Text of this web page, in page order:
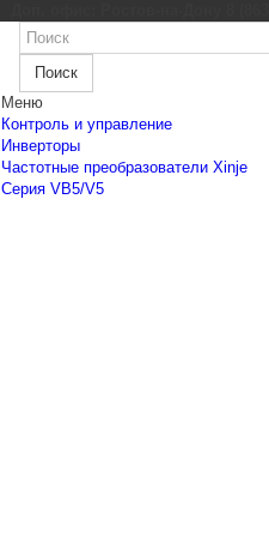
Поиск
Меню
Контроль и управление
Инверторы
Частотные преобразователи Xinje
Cерия VB5/V5